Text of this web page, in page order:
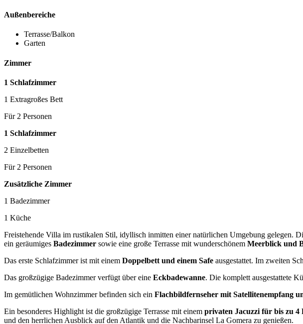
Außenbereiche
Terrasse/Balkon
Garten
Zimmer
1 Schlafzimmer
1 Extragroßes Bett
Für 2 Personen
1 Schlafzimmer
2 Einzelbetten
Für 2 Personen
Zusätzliche Zimmer
1 Badezimmer
1 Küche
Freistehende Villa im rustikalen Stil, idyllisch inmitten einer natürlichen Umgebung gelegen.
ein geräumiges Badezimmer sowie eine große Terrasse mit wunderschönem Meerblick und
Das erste Schlafzimmer ist mit einem Doppelbett und einem Safe ausgestattet. Im zweiten
Das großzügige Badezimmer verfügt über eine Eckbadewanne. Die komplett ausgestattete
Im gemütlichen Wohnzimmer befinden sich ein Flachbildfernseher mit Satellitenempfang
Ein besonderes Highlight ist die großzügige Terrasse mit einem privaten Jacuzzi für bis zu 4
und den herrlichen Ausblick auf den Atlantik und die Nachbarinsel La Gomera zu genießen.